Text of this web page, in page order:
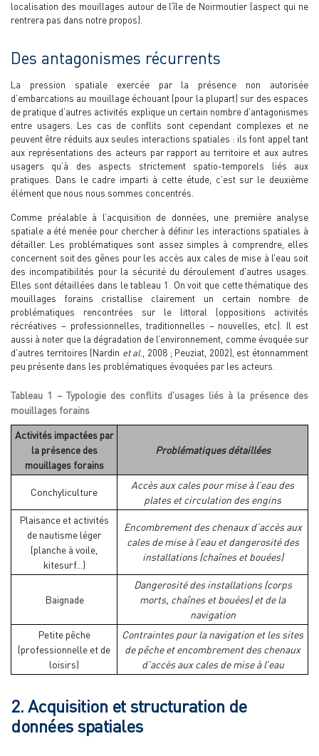
localisation des mouillages autour de l’île de Noirmoutier (aspect qui ne
rentrera pas dans notre propos).
Des antagonismes récurrents
La pression spatiale exercée par la présence non autorisée
d’embarcations au mouillage échouant (pour la plupart) sur des espaces
de pratique d’autres activités explique un certain nombre d’antagonismes
entre usagers. Les cas de conflits sont cependant complexes et ne
peuvent être réduits aux seules interactions spatiales : ils font appel tant
aux représentations des acteurs par rapport au territoire et aux autres
usagers qu’à des aspects strictement spatio-temporels liés aux
pratiques. Dans le cadre imparti à cette étude, c’est sur le deuxième
élément que nous nous sommes concentrés.
Comme préalable à l’acquisition de données, une première analyse
spatiale a été menée pour chercher à définir les interactions spatiales à
détailler. Les problématiques sont assez simples à comprendre, elles
concernent soit des gênes pour les accès aux cales de mise à l’eau soit
des incompatibilités pour la sécurité du déroulement d’autres usages.
Elles sont détaillées dans le tableau 1. On voit que cette thématique des
mouillages forains cristallise clairement un certain nombre de
problématiques rencontrées sur le littoral (oppositions activités
récréatives – professionnelles, traditionnelles – nouvelles, etc). Il est
aussi à noter que la dégradation de l’environnement, comme évoquée sur
d’autres territoires (Nardin et al., 2008 ; Peuziat, 2002), est étonnamment
peu présente dans les problématiques évoquées par les acteurs.
Tableau 1 – Typologie des conflits d’usages liés à la présence des
mouillages forains
Activités impactées par
la présence des
mouillages forains
Problématiques détaillées
Conchyliculture
Accès aux cales pour mise à l’eau des
plates et circulation des engins
Plaisance et activités
de nautisme léger
(planche à voile,
kitesurf...)
Encombrement des chenaux d’accès aux
cales de mise à l’eau et dangerosité des
installations (chaînes et bouées)
Baignade
Dangerosité des installations (corps
morts, chaînes et bouées) et de la
navigation
Petite pêche
(professionnelle et de
loisirs)
Contraintes pour la navigation et les sites
de pêche et encombrement des chenaux
d’accès aux cales de mise à l’eau
2. Acquisition et structuration de
données spatiales